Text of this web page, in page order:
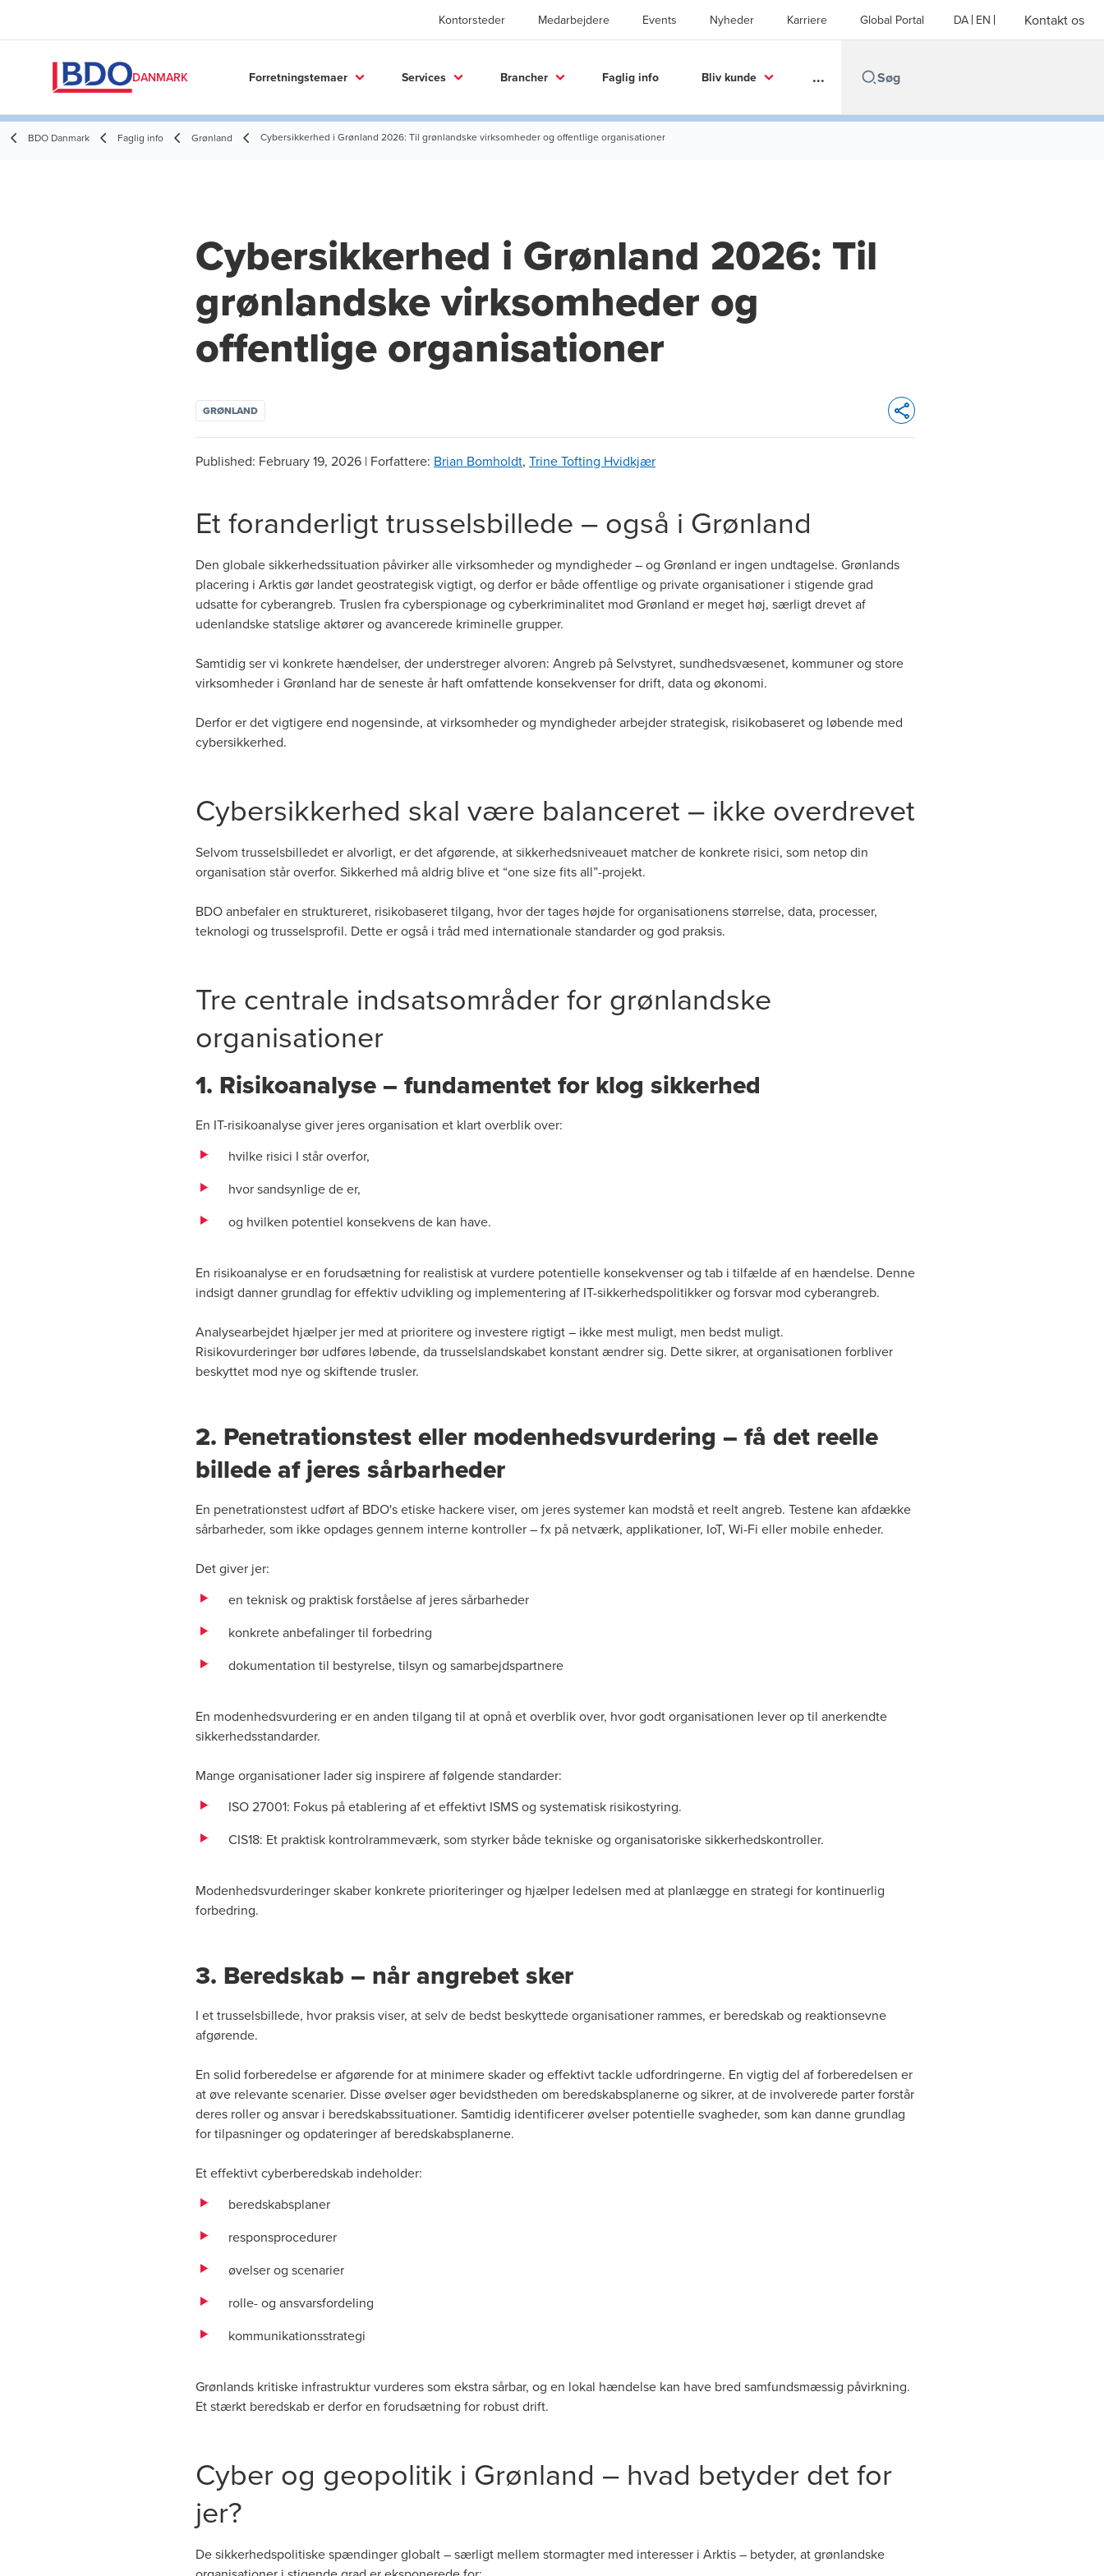
Kontorsteder Medarbejdere Events Nyheder Karriere Global Portal DA EN Kontakt os
DANMARK Forretningstemaer Services Brancher Faglig info Bliv kunde ...
BDO Danmark Faglig info Grønland Cybersikkerhed i Grønland 2026: Til grønlandske virksomheder og offentlige organisationer
Cybersikkerhed i Grønland 2026: Til
grønlandske virksomheder og
offentlige organisationer
GRØNLAND
Opens In A New Window/tab
Published: February 19, 2026 | Forfattere: Brian Bomholdt, Trine Tofting Hvidkjær
Et foranderligt trusselsbillede – også i Grønland
Den globale sikkerhedssituation påvirker alle virksomheder og myndigheder – og Grønland er ingen undtagelse. Grønlands
placering i Arktis gør landet geostrategisk vigtigt, og derfor er både offentlige og private organisationer i stigende grad
udsatte for cyberangreb. Truslen fra cyberspionage og cyberkriminalitet mod Grønland er meget høj, særligt drevet af
udenlandske statslige aktører og avancerede kriminelle grupper.
Samtidig ser vi konkrete hændelser, der understreger alvoren: Angreb på Selvstyret, sundhedsvæsenet, kommuner og store
virksomheder i Grønland har de seneste år haft omfattende konsekvenser for drift, data og økonomi.
Derfor er det vigtigere end nogensinde, at virksomheder og myndigheder arbejder strategisk, risikobaseret og løbende med
cybersikkerhed.
Cybersikkerhed skal være balanceret – ikke overdrevet
Selvom trusselsbilledet er alvorligt, er det afgørende, at sikkerhedsniveauet matcher de konkrete risici, som netop din
organisation står overfor. Sikkerhed må aldrig blive et “one size fits all”-projekt.
BDO anbefaler en struktureret, risikobaseret tilgang, hvor der tages højde for organisationens størrelse, data, processer,
teknologi og trusselsprofil. Dette er også i tråd med internationale standarder og god praksis.
Tre centrale indsatsområder for grønlandske
organisationer
1. Risikoanalyse – fundamentet for klog sikkerhed
En IT-risikoanalyse giver jeres organisation et klart overblik over:
hvilke risici I står overfor,
hvor sandsynlige de er,
og hvilken potentiel konsekvens de kan have.
En risikoanalyse er en forudsætning for realistisk at vurdere potentielle konsekvenser og tab i tilfælde af en hændelse. Denne
indsigt danner grundlag for effektiv udvikling og implementering af IT-sikkerhedspolitikker og forsvar mod cyberangreb.
Analysearbejdet hjælper jer med at prioritere og investere rigtigt – ikke mest muligt, men bedst muligt.
Risikovurderinger bør udføres løbende, da trusselslandskabet konstant ændrer sig. Dette sikrer, at organisationen forbliver
beskyttet mod nye og skiftende trusler.
2. Penetrationstest eller modenhedsvurdering – få det reelle
billede af jeres sårbarheder
En penetrationstest udført af BDO's etiske hackere viser, om jeres systemer kan modstå et reelt angreb. Testene kan afdække
sårbarheder, som ikke opdages gennem interne kontroller – fx på netværk, applikationer, IoT, Wi-Fi eller mobile enheder.
Det giver jer:
en teknisk og praktisk forståelse af jeres sårbarheder
konkrete anbefalinger til forbedring
dokumentation til bestyrelse, tilsyn og samarbejdspartnere
En modenhedsvurdering er en anden tilgang til at opnå et overblik over, hvor godt organisationen lever op til anerkendte
sikkerhedsstandarder.
Mange organisationer lader sig inspirere af følgende standarder:
ISO 27001: Fokus på etablering af et effektivt ISMS og systematisk risikostyring.
CIS18: Et praktisk kontrolrammeværk, som styrker både tekniske og organisatoriske sikkerhedskontroller.
Modenhedsvurderinger skaber konkrete prioriteringer og hjælper ledelsen med at planlægge en strategi for kontinuerlig
forbedring.
3. Beredskab – når angrebet sker
I et trusselsbillede, hvor praksis viser, at selv de bedst beskyttede organisationer rammes, er beredskab og reaktionsevne
afgørende.
En solid forberedelse er afgørende for at minimere skader og effektivt tackle udfordringerne. En vigtig del af forberedelsen er
at øve relevante scenarier. Disse øvelser øger bevidstheden om beredskabsplanerne og sikrer, at de involverede parter forstår
deres roller og ansvar i beredskabssituationer. Samtidig identificerer øvelser potentielle svagheder, som kan danne grundlag
for tilpasninger og opdateringer af beredskabsplanerne.
Et effektivt cyberberedskab indeholder:
beredskabsplaner
responsprocedurer
øvelser og scenarier
rolle- og ansvarsfordeling
kommunikationsstrategi
Grønlands kritiske infrastruktur vurderes som ekstra sårbar, og en lokal hændelse kan have bred samfundsmæssig påvirkning.
Et stærkt beredskab er derfor en forudsætning for robust drift.
Cyber og geopolitik i Grønland – hvad betyder det for
jer?
De sikkerhedspolitiske spændinger globalt – særligt mellem stormagter med interesser i Arktis – betyder, at grønlandske